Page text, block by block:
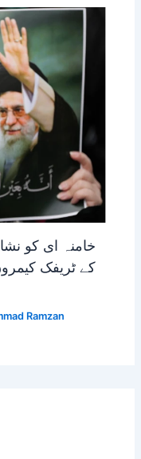
خامنہ ای کو
کے ٹریفک
Ramzan